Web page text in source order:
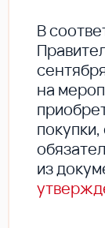
В
на
из